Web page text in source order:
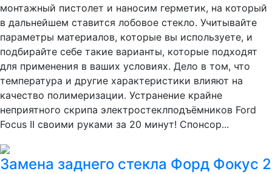
монтажный пистолет и наносим герметик, на который
в дальнейшем ставится лобовое стекло. Учитывайте
параметры материалов, которые вы используете, и
подбирайте себе такие варианты, которые подходят
для применения в ваших условиях. Дело в том, что
температура и другие характеристики влияют на
качество полимеризации. Устранение крайне
неприятного скрипа электростеклподъёмников Ford
Focus II своими руками за 20 минут! Спонсор...
Замена заднего стекла Форд Фокус 2